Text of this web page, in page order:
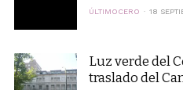
ÚLTIMOCERO 18
Luz verde del
traslado del